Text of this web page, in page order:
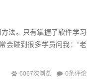
法。只有掌握了软件学习
碰到很多学员问我：“老
6067次浏览 0条评论